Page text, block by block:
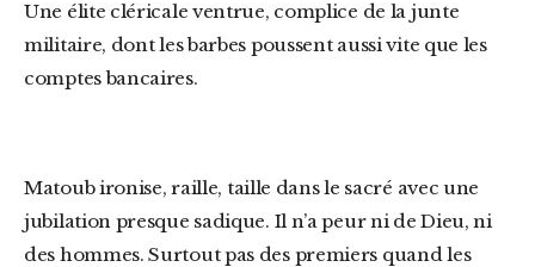
Une élite cléricale ventrue, complice de la junte
militaire, dont les barbes poussent aussi vite que les
comptes bancaires.
Matoub ironise, raille, taille dans le sacré avec une
jubilation presque sadique. Il n’a peur ni de Dieu, ni
des hommes. Surtout pas des premiers quand les